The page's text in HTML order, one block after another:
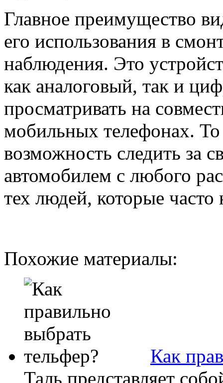
Главное преимущество
его использования в
наблюдения. Это
как аналоговый, так и
просматривать на
мобильных телефонах. То
возможность следить за
автомобилем с любого
тех людей, которые часто
Похожие материалы:
Как
Таль представляет